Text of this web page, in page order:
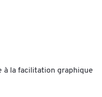
la facilitation graphique